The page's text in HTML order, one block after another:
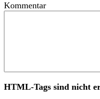
Kommentar
HTML-Tags sind nicht